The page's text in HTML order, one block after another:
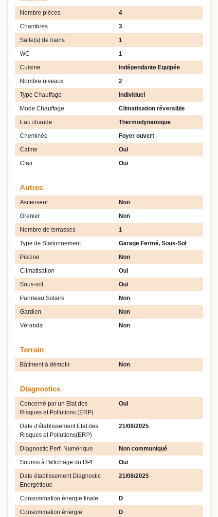
Nombre pièces
4
Chambres
3
Salle(s) de bains
1
WC
1
Cuisine
Indépendante Equipée
Nombre niveaux
2
Type Chauffage
Individuel
Mode Chauffage
Climatisation réversible
Eau chaude
Thermodynamique
Cheminée
Foyer ouvert
Calme
Oui
Clair
Oui
Autres
Ascenseur
Non
Grenier
Non
Nombre de terrasses
1
Type de Stationnement
Garage Fermé, Sous-Sol
Piscine
Non
Climatisation
Oui
Sous-sol
Oui
Panneau Solaire
Non
Gardien
Non
Véranda
Non
Terrain
Bâtiment à démolir Non
Diagnostics
Concerné par un Etat des
Risques et Pollutions (ERP)
Oui
Date d'établissement Etat des
Risques et Pollutions(ERP)
21/08/2025
Diagnostic Perf. Numérique
Non communiqué
Soumis à l'affichage du DPE
Oui
Date établissement Diagnostic
Energétique
21/08/2025
Consommation énergie finale
D
Consommation énergie
D